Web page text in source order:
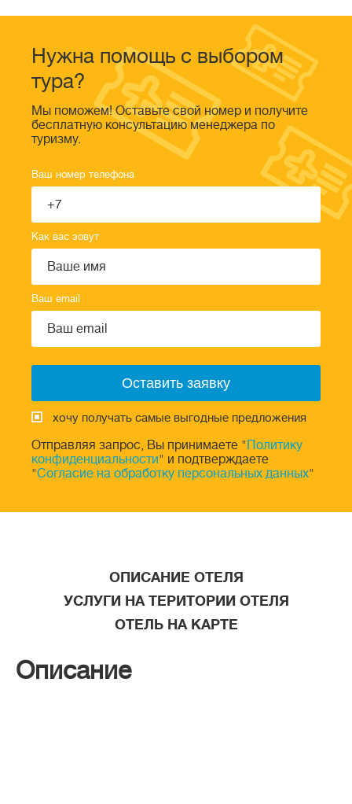
Нужна помощь с выбором
тура?
Мы поможем! Оставьте свой номер и получите
бесплатную консультацию менеджера по
туризму.
Ваш номер телефона
Как вас зовут
Ваш email
хочу получать самые выгодные предложения
Отправляя запрос, Вы принимаете "Политику
конфиденциальности" и подтверждаете
"Согласие на обработку персональных данных"
ОПИСАНИЕ ОТЕЛЯ
УСЛУГИ НА ТЕРИТОРИИ ОТЕЛЯ
ОТЕЛЬ НА КАРТЕ
Описание